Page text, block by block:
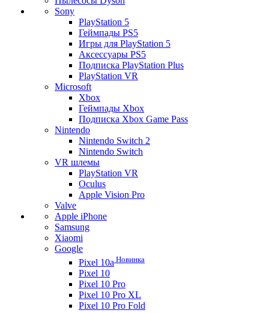
Sony
PlayStation 5
Геймпады PS5
Игры для PlayStation 5
Аксессуары PS5
Подписка PlayStation Plus
PlayStation VR
Microsoft
Xbox
Геймпады Xbox
Подписка Xbox Game Pass
Nintendo
Nintendo Switch 2
Nintendo Switch
VR шлемы
PlayStation VR
Oculus
Apple Vision Pro
Valve
Apple iPhone
Samsung
Xiaomi
Google
Pixel 10a Новинка
Pixel 10
Pixel 10 Pro
Pixel 10 Pro XL
Pixel 10 Pro Fold